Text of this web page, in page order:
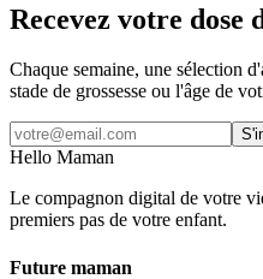
Recevez votre dose
Chaque semaine, une sélection
stade de grossesse ou l'âge de
Hello Maman
Le compagnon digital de votre
premiers pas de votre enfant.
Future maman